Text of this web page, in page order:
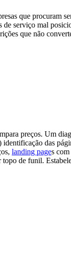
que procuram
de serviço mal
que não
preços. Um
das
landing pages
de funil.